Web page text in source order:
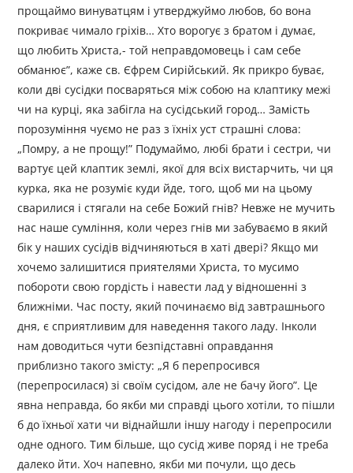
прощаймо винуватцям і утверджуймо любов, бо вона
покриває чимало гріхів… Хто ворогує з братом і думає,
що любить Христа,- той неправдомовець і сам себе
обманює”, каже св. Єфрем Сирійський. Як прикро буває,
коли дві сусідки посваряться між собою на клаптику межі
чи на курці, яка забігла на сусідський город… Замість
порозуміння чуємо не раз з їхніх уст страшні слова:
„Помру, а не прощу!” Подумаймо, любі брати і сестри, чи
вартує цей клаптик землі, якої для всіх вистарчить, чи ця
курка, яка не розуміє куди йде, того, щоб ми на цьому
сварилися і стягали на себе Божий гнів? Невже не мучить
нас наше сумління, коли через гнів ми забуваємо в який
бік у наших сусідів відчиняються в хаті двері? Якщо ми
хочемо залишитися приятелями Христа, то мусимо
побороти свою гордість і навести лад у відношенні з
ближніми. Час посту, який починаємо від завтрашнього
дня, є сприятливим для наведення такого ладу. Інколи
нам доводиться чути безпідставні оправдання
приблизно такого змісту: „Я б перепросився
(перепросилася) зі своїм сусідом, але не бачу його”. Це
явна неправда, бо якби ми справді цього хотіли, то пішли
б до їхньої хати чи віднайшли іншу нагоду і перепросили
одне одного. Тим більше, що сусід живе поряд і не треба
далеко йти. Хоч напевно, якби ми почули, що десь